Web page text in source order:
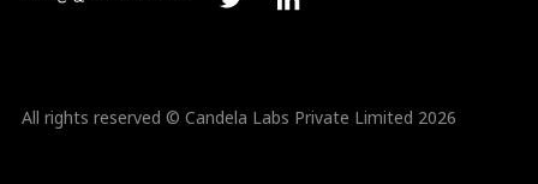
All rights reserved © Candela Labs Private Limited 2026